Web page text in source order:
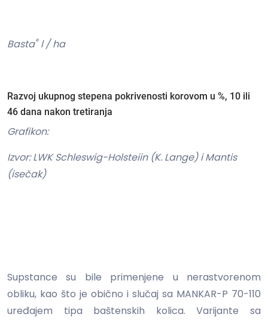
Basta®l / ha
Razvoj ukupnog stepena pokrivenosti korovom u %, 10 ili
46 dana nakon tretiranja
Grafikon:
Izvor: LWK Schleswig-Holsteiin (K. Lange) i Mantis
(isečak)
Supstance su bile primenjene u nerastvorenom
obliku, kao što je obično i slučaj sa MANKAR-P 70-110
uređajem tipa baštenskih kolica. Varijante sa